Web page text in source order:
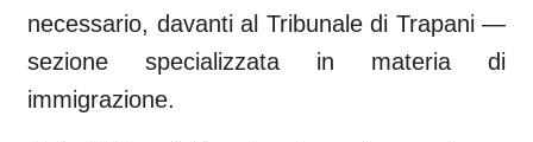
necessario, davanti al Tribunale di Trapani —
sezione specializzata in materia di
immigrazione.